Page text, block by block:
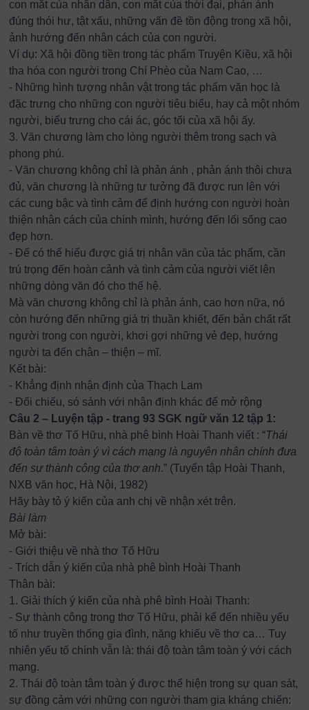
con mắt của nhân dân, con mắt của thời đại, phản ánh
đúng thói hư, tật xấu, những vấn đề tồn động trong xã hội,
ảnh hướng đến nhân cách của con người.
Ví dụ: Xã hội đồng tiền trong tác phẩm Truyện Kiều, xã hội
tha hóa con người trong Chí Phèo của Nam Cao, …
- Những hình tượng nhân vật trong tác phẩm văn học là
đặc trưng cho những con người tiêu biểu, hay cả một nhóm
người, biểu trưng cho cái ác, góc tối của xã hội ấy.
3. Văn chương làm cho lòng người thêm trong sạch và
phong phú.
- Văn chương không chỉ là phản ánh , phản ánh thôi chưa
đủ, văn chương là những tư tưởng đã được run lên với
các cung bậc và tình cảm để định hướng con người hoàn
thiện nhân cách của chính mình, hướng đến lối sống cao
đẹp hơn.
- Để có thể hiểu được giá trị nhân văn của tác phẩm, cần
trú trọng đến hoàn cảnh và tình cảm của người viết lên
những dòng văn đó cho thế hệ.
Mà văn chương không chỉ là phản ánh, cao hơn nữa, nó
còn hướng đến những giá trị thuần khiết, đến bản chất rất
người trong con người, khơi gợi những vẻ đẹp, hướng
người ta đến chân – thiện – mĩ.
Kết bài:
- Khẳng định nhận định của Thạch Lam
- Đối chiếu, só sánh với nhận định khác để mở rộng
Câu 2 – Luyện tập - trang 93 SGK ngữ văn 12 tập 1:
Bàn về thơ Tố Hữu, nhà phê bình Hoài Thanh viết : “Thái
độ toàn tâm toàn ý vì cách mạng là nguyên nhân chính đưa
đến sự thành công của thơ anh.” (Tuyển tập Hoài Thanh,
NXB văn học, Hà Nội, 1982)
Hãy bày tỏ ý kiến của anh chị về nhận xét trên.
Bài làm
Mở bài:
- Giới thiệu về nhà thơ Tố Hữu
- Trích dẫn ý kiến của nhà phê bình Hoài Thanh
Thân bài:
1. Giải thích ý kiến của nhà phê bình Hoài Thanh:
- Sự thành công trong thơ Tố Hữu, phải kể đến nhiều yếu
tố như truyền thống gia đình, năng khiếu về thơ ca… Tuy
nhiên yếu tố chính vẫn là: thái độ toàn tâm toàn ý với cách
mạng.
2. Thái độ toàn tâm toàn ý được thể hiện trong sự quan sát,
sự đồng cảm với những con người tham gia kháng chiến: